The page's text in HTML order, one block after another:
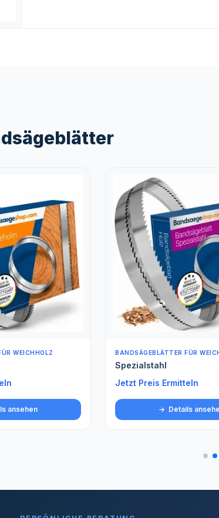
BANDSÄGEBLÄTTER FÜR WEICHHOLZ
Spezialstahl
Jetzt Preis Ermitteln
Details ansehen